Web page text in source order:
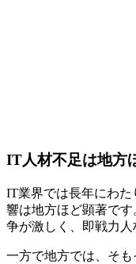
IT人材不足は地方
IT業界では長年にわた
響は地方ほど顕著で
争が激しく、即戦力人
一方で地方では、 そも